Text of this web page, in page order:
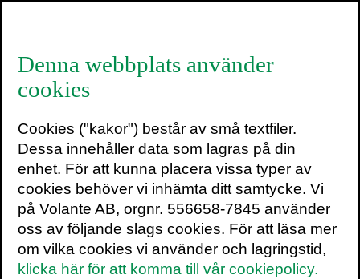
Dave Goulson är professor i biologi vid
University of Sussex. Han har alltid varit
besatt av naturen – från barndomens
insekts- och växtsamlande till vuxenlivets
banbrytande forskning om humlans
hemligheter och envisa kamp för artens
överlevnad. Goulson är grundare
Denna webbplats använder
cookies
Cookies ("kakor") består av små textfiler.
Dessa innehåller data som lagras på din
enhet. För att kunna placera vissa typer av
cookies behöver vi inhämta ditt samtycke. Vi
på Volante AB, orgnr. 556658-7845 använder
oss av följande slags cookies. För att läsa mer
om vilka cookies vi använder och lagringstid,
klicka här för att komma till vår cookiepolicy.